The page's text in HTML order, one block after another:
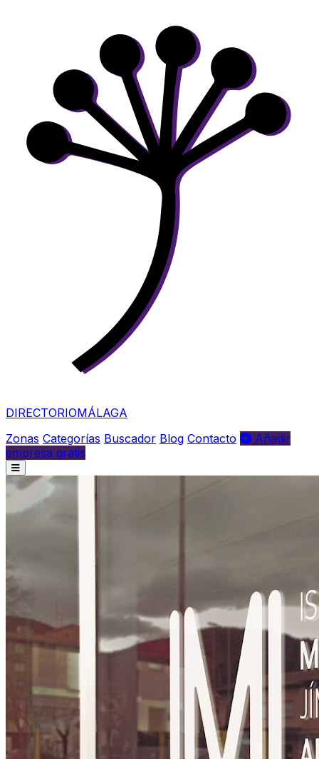
DIRECTORIOMÁLAGA
Zonas Categorías Buscador Blog Contacto
Añadir
empresa gratis